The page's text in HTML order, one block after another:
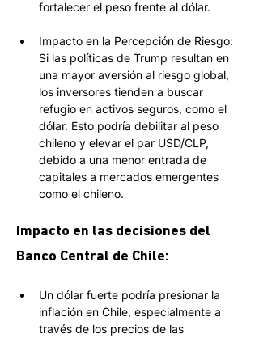
fortalecer el peso frente al dólar.
Impacto en la Percepción de Riesgo:
Si las políticas de Trump resultan en
una mayor aversión al riesgo global,
los inversores tienden a buscar
refugio en activos seguros, como el
dólar. Esto podría debilitar al peso
chileno y elevar el par USD/CLP,
debido a una menor entrada de
capitales a mercados emergentes
como el chileno.
Impacto en las decisiones del
Banco Central de Chile:
Un dólar fuerte podría presionar la
inflación en Chile, especialmente a
través de los precios de las